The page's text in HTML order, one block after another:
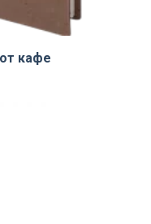
кафе